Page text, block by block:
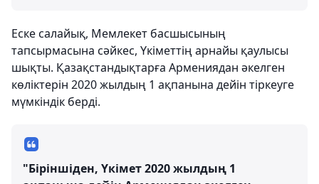
Еске салайық, Мемлекет басшысының
тапсырмасына сәйкес, Үкіметтің арнайы қаулысы
шықты. Қазақстандықтарға Армениядан әкелген
көліктерін 2020 жылдың 1 ақпанына дейін тіркеуге
мүмкіндік берді.
"Біріншіден, Үкімет 2020 жылдың 1